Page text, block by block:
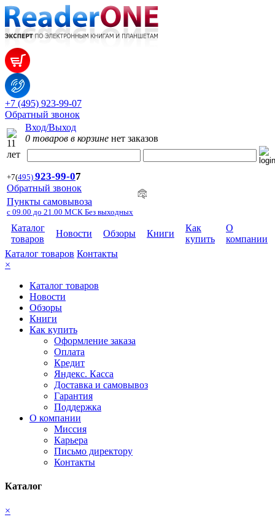
+7 (495) 923-99-07
Обратный звонок
Вход/Выход
0 товаров в корзине нет заказов
+7(495) 923-99-07
Обратный звонок
Пункты самовывоза
с 09.00 до 21.00 МСК Без выходных
Каталог
товаров
Новости Обзоры Книги
Как
купить
О
компании
Каталог товаров Контакты
×
Каталог товаров
Новости
Обзоры
Книги
Как купить
Оформление заказа
Оплата
Кредит
Яндекс. Касса
Доставка и самовывоз
Гарантия
Поддержка
О компании
Миссия
Карьера
Письмо директору
Контакты
Каталог
×